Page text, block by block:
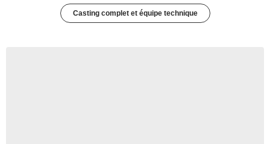
Casting complet et équipe technique